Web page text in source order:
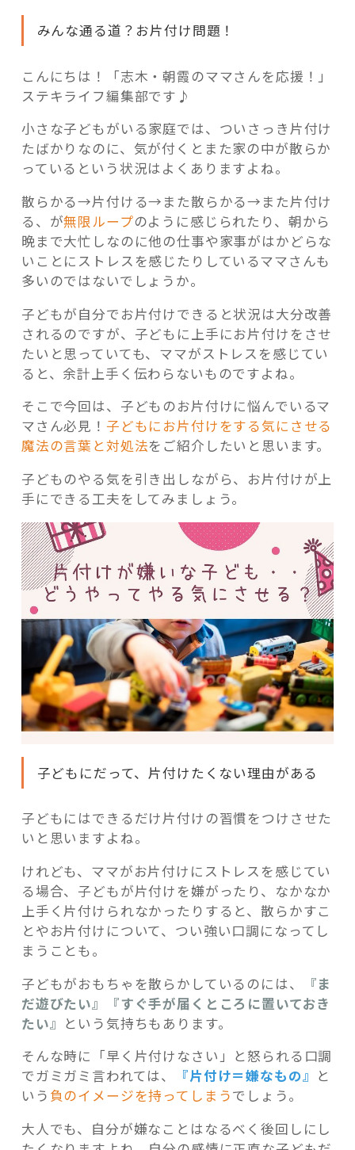
これからの暮らし 住み替え相談
みんな通る道？お片付け問題！
こんにちは！「志木・朝霞のママさんを応援！」
ステキライフ編集部です♪
小さな子どもがいる家庭では、ついさっき片付け
たばかりなのに、気が付くとまた家の中が散らか
っているという状況はよくありますよね。
散らかる→片付ける→また散らかる→また片付け
る、が無限ループのように感じられたり、朝から
晩まで大忙しなのに他の仕事や家事がはかどらな
いことにストレスを感じたりしているママさんも
多いのではないでしょうか。
子どもが自分でお片付けできると状況は大分改善
されるのですが、子どもに上手にお片付けをさせ
たいと思っていても、ママがストレスを感じてい
ると、余計上手く伝わらないものですよね。
そこで今回は、子どものお片付けに悩んでいるマ
マさん必見！ 子どもにお片付けをする気にさせる
魔法の言葉と対処法をご紹介したいと思います。
子どものやる気を引き出しながら、お片付けが上
手にできる工夫をしてみましょう。
子どもにだって、片付けたくない理由がある
子どもにはできるだけ片付けの習慣をつけさせた
いと思いますよね。
けれども、ママがお片付けにストレスを感じてい
る場合、子どもが片付けを嫌がったり、なかなか
上手く片付けられなかったりすると、散らかすこ
とやお片付けについて、つい強い口調になってし
まうことも。
子どもがおもちゃを散らかしているのには、
『ま
だ遊びたい』『すぐ手が届くところに置いておき
たい』 という気持ちもあります。
そんな時に「早く片付けなさい」と怒られる口調
でガミガミ言われては、
『片付け＝嫌なもの』 と
いう 負のイメージを持ってしまうでしょう。
大人でも、自分が嫌なことはなるべく後回しにし